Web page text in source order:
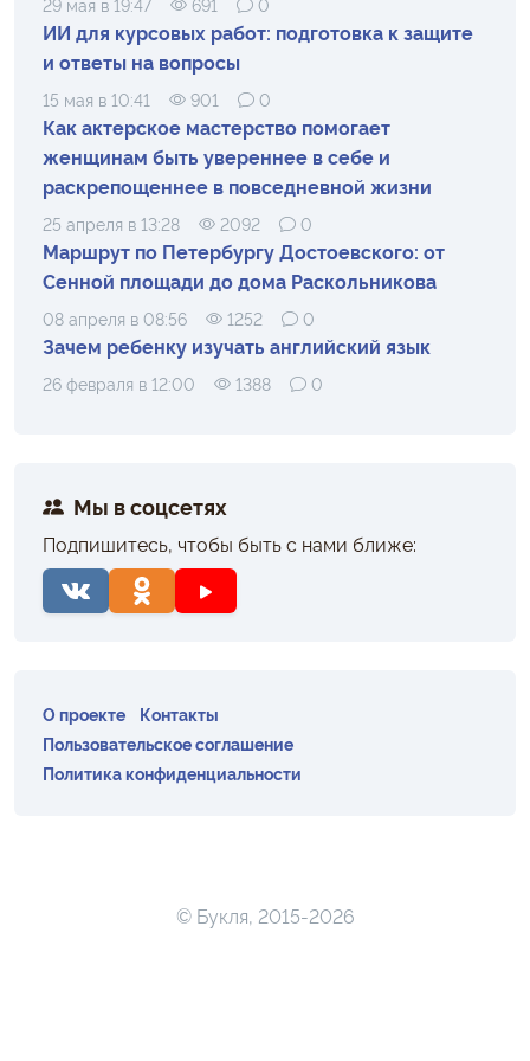
ИИ для курсовых работ: подготовка к защите
и ответы на вопросы
15 мая в 10:41 901 0
Как актерское мастерство помогает
женщинам быть увереннее в себе и
раскрепощеннее в повседневной жизни
25 апреля в 13:28 2092 0
Маршрут по Петербургу Достоевского: от
Сенной площади до дома Раскольникова
08 апреля в 08:56 1252 0
Зачем ребенку изучать английский язык
26 февраля в 12:00 1388 0
Мы в соцсетях
Подпишитесь, чтобы быть с нами ближе:
О проекте
Контакты
Пользовательское соглашение
Политика конфиденциальности
© Букля, 2015-2026